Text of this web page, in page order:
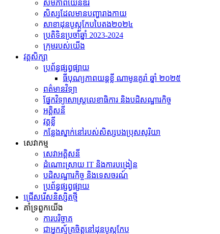
សមភាព​យេនឌ័រ
សិស្សដែលមានបញ្ហារាងកាយ
សាខាដុនបូស្កូកែបបៃតង២០២៤
ប្រតិទិនប្រចាំឆ្នាំ 2023-2024
ក្រុម​របស់​យើង
វគ្គសិក្សា
ប្រព័ន្ធផ្សព្វផ្សាយ
ធីបុណ្យភាពយន្តខ្លី ណាមូនគូរ៉ា ឆ្នាំ ២០២៥
ព​ត៌​មាន​វិទ្យា
ផ្នែកវិទ្យាសាស្រ្តលេខាធិការ និងបដិសណ្ឋារកិច្ច
អគ្គិសនី
វគ្គខ្លី
កន្លែងស្នាក់នៅរបស់សិស្សបងប្រុសសុរិយា
សេវាកម្ម
សេវាអគ្គិសនី
ដំណោះស្រាយ IT និងការបង្រៀន
បដិសណ្ឋារកិច្ច និងទេសចរណ៍
ប្រព័ន្ធផ្សព្វផ្សាយ
ជ្រើសរើសនិស្សិតថ្មី
គាំទ្រពួកយើង
ការបរិច្ចាគ
ជាអ្នកស្ម័គ្រចិត្តនៅដុនបូស្កូកែប